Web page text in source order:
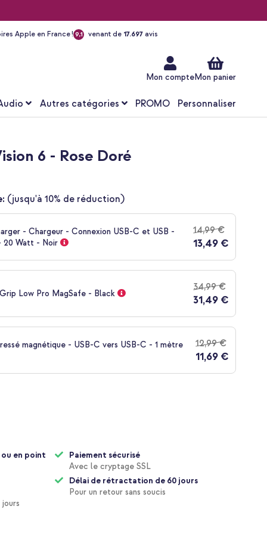
Apple en France ! 9,1 venant de 17.697 avis
Mon compteMon panier
Autres catégories PROMO Personnaliser
6 - Rose Doré
(jusqu'à 10% de réduction)
- Chargeur - Connexion USB-C et USB -
20 Watt - Noir
14,99 €
13,49 €
Low Pro MagSafe - Black
34,99 €
31,49 €
magnétique - USB-C vers USB-C - 1 mètre 12,99 €
11,69 €
en point
Paiement sécurisé
Avec le cryptage SSL
Délai de rétractation de 60 jours
Pour un retour sans soucis